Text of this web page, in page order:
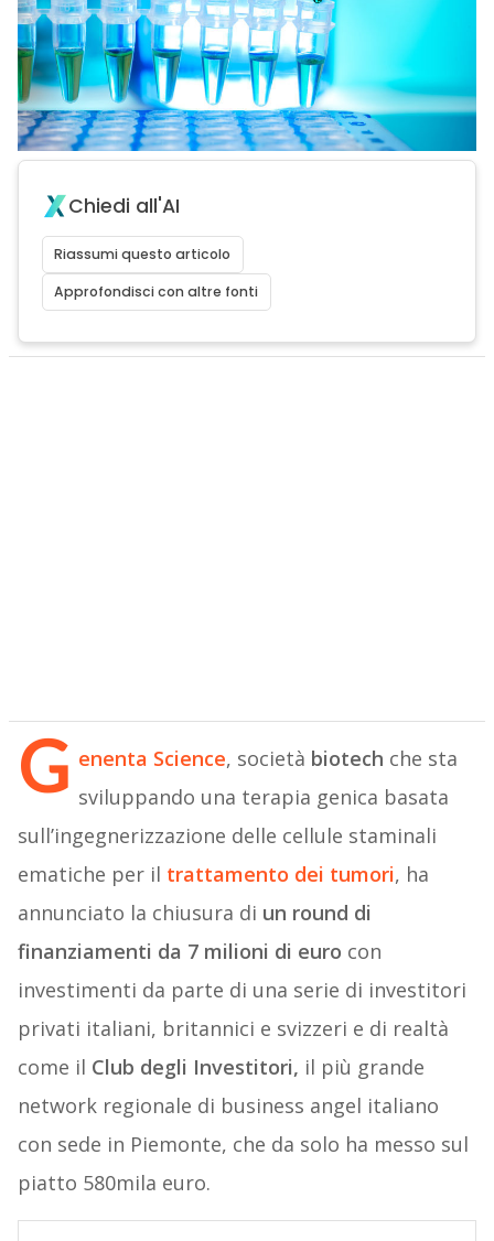
Chiedi all'AI
Riassumi questo articolo
Approfondisci con altre fonti
G enenta Science, società biotech che sta
sviluppando una terapia genica basata
sull’ingegnerizzazione delle cellule staminali
ematiche per il trattamento dei tumori, ha
annunciato la chiusura di un round di
finanziamenti da 7 milioni di euro con
investimenti da parte di una serie di investitori
privati italiani, britannici e svizzeri e di realtà
come il Club degli Investitori, il più grande
network regionale di business angel italiano
con sede in Piemonte, che da solo ha messo sul
piatto 580mila euro.